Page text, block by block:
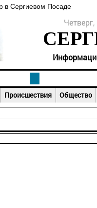
в Сергиевом Посаде
Происшествия Общество